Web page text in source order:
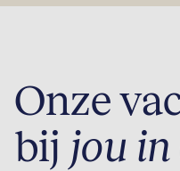
Onze
bij jou